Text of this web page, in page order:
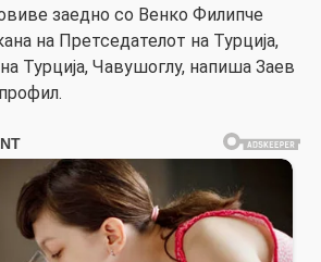
заедно со Венко Филипче
на Претседателот на Турција,
Турција, Чавушоглу, напиша Заев